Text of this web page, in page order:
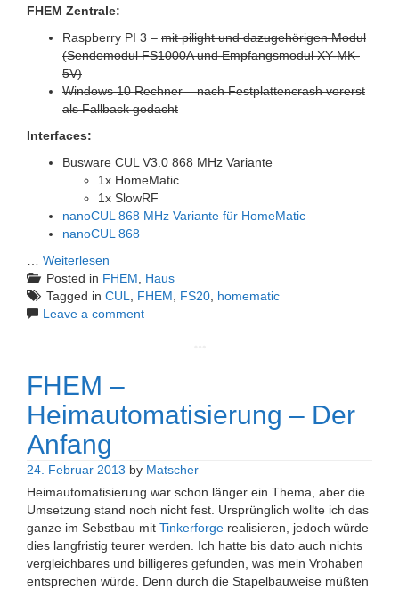
FHEM Zentrale:
Raspberry PI 3 – mit pilight und dazugehörigen Modul
(Sendemodul FS1000A und Empfangsmodul XY-MK-
5V)
Windows 10 Rechner – nach Festplattencrash vorerst
als Fallback gedacht
Interfaces:
Busware CUL V3.0 868 MHz Variante
1x HomeMatic
1x SlowRF
nanoCUL 868 MHz Variante für HomeMatic
nanoCUL 868
… Weiterlesen
Posted in FHEM, Haus
Tagged in CUL, FHEM, FS20, homematic
Leave a comment
FHEM –
Heimautomatisierung – Der
Anfang
24. Februar 2013 by Matscher
Heimautomatisierung war schon länger ein Thema, aber die
Umsetzung stand noch nicht fest. Ursprünglich wollte ich das
ganze im Sebstbau mit Tinkerforge realisieren, jedoch würde
dies langfristig teurer werden. Ich hatte bis dato auch nichts
vergleichbares und billigeres gefunden, was mein Vrohaben
entsprechen würde. Denn durch die Stapelbauweise müßten